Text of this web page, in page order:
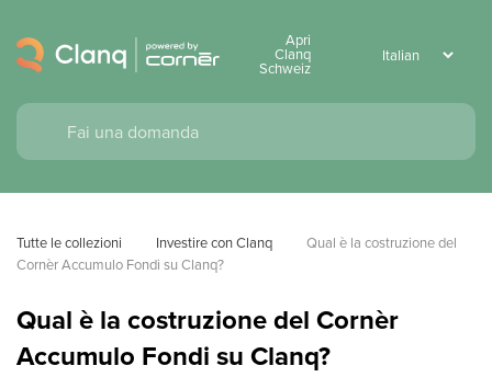
Apri
Clanq
Schweiz
Tutte le collezioni Investire con Clanq
Qual è la costruzione del
Cornèr Accumulo Fondi su Clanq?
Qual è la costruzione del Cornèr
Accumulo Fondi su Clanq?